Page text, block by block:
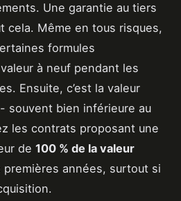
Une garantie au tiers
cela. Même en tous risques,
formules
valeur à neuf pendant les
Ensuite, c’est la valeur
souvent bien inférieure au
les contrats proposant une
de 100 % de la valeur
premières années, surtout si